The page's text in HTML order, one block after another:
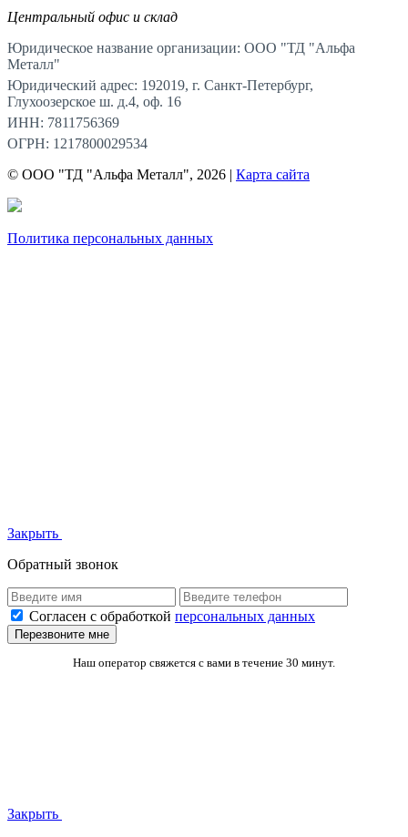
Центральный офис и склад
Юридическое название организации: ООО "ТД "Альфа
Металл"
Юридический адрес: 192019, г. Санкт-Петербург,
Глухоозерское ш. д.4, оф. 16
ИНН: 7811756369
ОГРН: 1217800029534
© ООО "ТД "Альфа Металл", 2026 | Карта сайта
Политика персональных данных
Закрыть
Обратный звонок
Согласен с обработкой персональных данных
Перезвоните мне
Наш оператор свяжется с вами в течение 30 минут.
Закрыть